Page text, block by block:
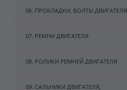
06. ПРОКЛАДКИ, БОЛТЫ ДВИГАТЕЛЯ
07. РЕМНИ ДВИГАТЕЛЯ
08. РОЛИКИ РЕМНЕЙ ДВИГАТЕЛЯ
09. САЛЬНИКИ ДВИГАТЕЛЯ,